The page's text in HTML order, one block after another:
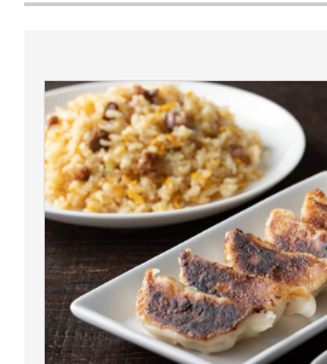
好きが集まる 比べて選べる
ビジネスと働き方のヒント
AI活用のいまが分かる
企業ITのトレンドを詳説
経営リーダーのコミュニティ
マーケ×ITの今がよく分かる